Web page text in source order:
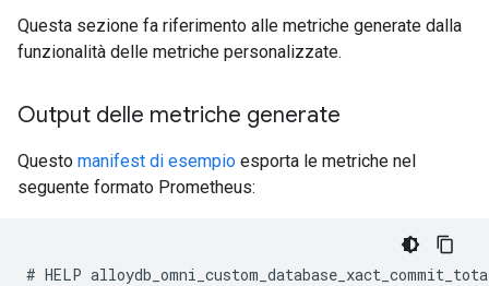
Questa sezione fa riferimento alle metriche generate dalla
funzionalità delle metriche personalizzate.
Output delle metriche generate
Questo manifest di esempio esporta le metriche nel
seguente formato Prometheus:
# HELP